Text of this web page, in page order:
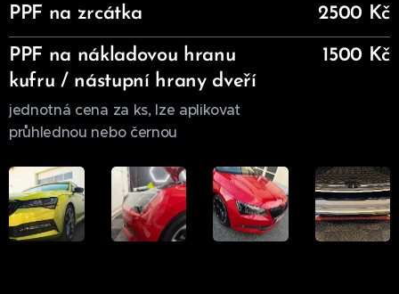
PPF na zrcátka 2500 Kč
PPF na nákladovou hranu
kufru / nástupní hrany dveří
jednotná cena za ks, lze aplikovat
průhlednou nebo černou
1500 Kč